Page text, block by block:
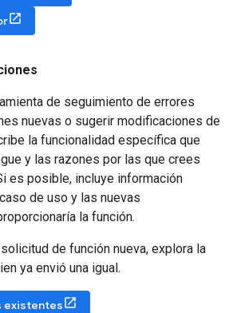
de seguimiento de errores
nuevas o sugerir modificaciones de
la funcionalidad específica que
y las razones por las que crees
es posible, incluye información
de uso y las nuevas
la función.
de función nueva, explora la
ya envió una igual.
existentes